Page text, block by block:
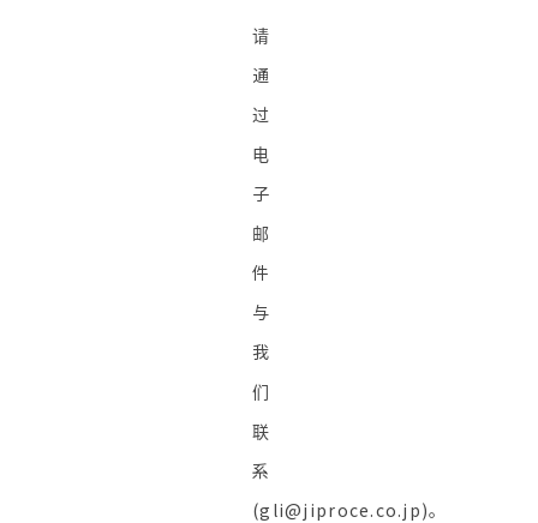
请
通
过
电
子
邮
件
与
我
们
联
系
(gli@jiproce.co.jp)。